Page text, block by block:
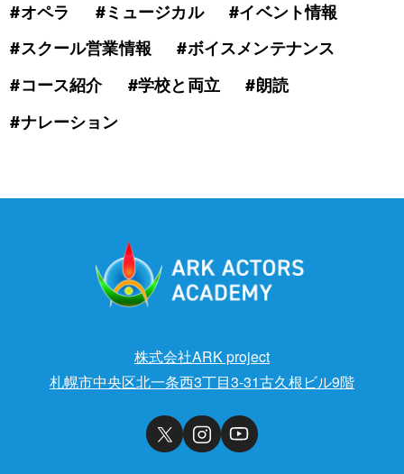
#オペラ
#ミュージカル
#イベント情報
#スクール営業情報
#ボイスメンテナンス
#コース紹介
#学校と両立
#朗読
#ナレーション
株式会社ARK project
札幌市中央区北一条西3丁目3-31古久根ビル9階